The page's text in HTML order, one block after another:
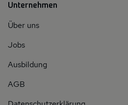
Unternehmen
Über uns
Jobs
Ausbildung
AGB